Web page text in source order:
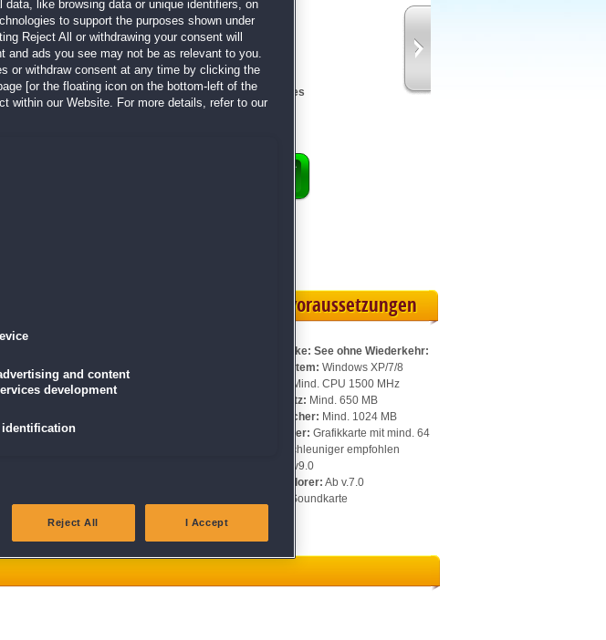
als 45 geheimnisvolle Orte voller Wimmelbilder und
knifflige Minispiele und Rätsel
Taschenlampe und bringe Licht in die finstere
von Hope Lake
Wimmelbild-Hochspannung von den Machern des
AbenteuersDream Hills: Gestohlene Magie!
kostenlos!
es hier unerklärliche Todesfälle –
Mut, der Gefahr ins Auge zu
Hand!
Lake
AbenteuersDream Hills:
Systemvoraussetzungen
Für Hope Lake: See ohne Wiederkehr:
Betriebssystem: Windows XP/7/8
Mind. CPU 1500 MHz
Speicherplatz: Mind. 650 MB
Arbeitsspeicher: Mind. 1024 MB
Videospeicher: Grafikkarte mit mind. 64
MB, 3D-Beschleuniger empfohlen
Ab v9.0
Internet Explorer: Ab v.7.0
Soundkarte
like browsing data or unique identifiers, on
to support the purposes shown under
Reject All or withdrawing your consent will
ads you see may not be as relevant to you.
or withdraw consent at any time by clicking the
[or the floating icon on the bottom-left of the
within our Website. For more details, refer to our
and content
development
identification
and fix errors
sources
Reject All I Accept